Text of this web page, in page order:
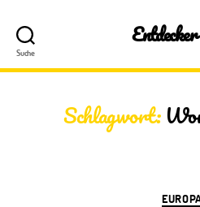
Suche
Schlagwort: